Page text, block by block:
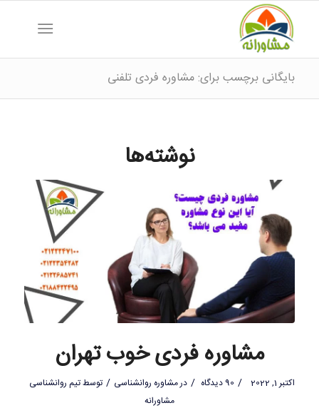
بایگانی برچسب برای: مشاوره فردی تلفنی
نوشته‌ها
مشاوره فردی خوب تهران
اکتبر 1, 2022 / 90 دیدگاه / درمشاوره روانشناسی / توسطتیم روانشناسی
مشاورانه